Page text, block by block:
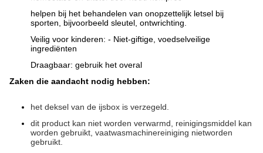
helpen bij het behandelen van onopzettelijk letsel bij
sporten, bijvoorbeeld sleutel, ontwrichting.
Veilig voor kinderen: - Niet-giftige, voedselveilige
ingrediënten
Draagbaar: gebruik het overal
Zaken die aandacht nodig hebben:
het deksel van de ijsbox is verzegeld.
dit product kan niet worden verwarmd, reinigingsmiddel kan
worden gebruikt, vaatwasmachinereiniging nietworden
gebruikt.